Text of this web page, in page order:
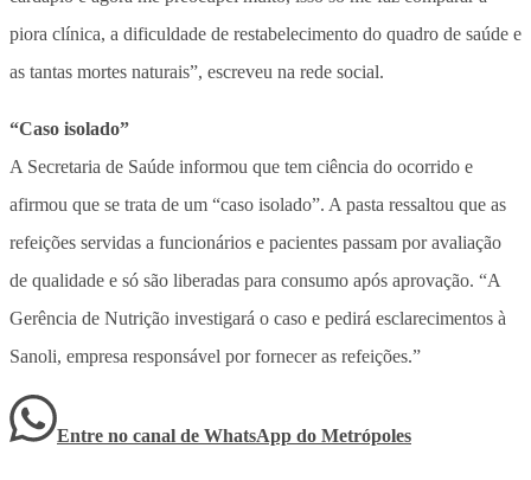
piora clínica, a dificuldade de restabelecimento do quadro de saúde e
as tantas mortes naturais”, escreveu na rede social.
“Caso isolado”
A Secretaria de Saúde informou que tem ciência do ocorrido e
afirmou que se trata de um “caso isolado”. A pasta ressaltou que as
refeições servidas a funcionários e pacientes passam por avaliação
de qualidade e só são liberadas para consumo após aprovação. “A
Gerência de Nutrição investigará o caso e pedirá esclarecimentos à
Sanoli, empresa responsável por fornecer as refeições.”
Entre no canal de WhatsApp do Metrópoles